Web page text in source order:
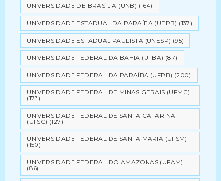
UNIVERSIDADE DE BRASÍLIA (UNB) (164)
UNIVERSIDADE ESTADUAL DA PARAÍBA (UEPB) (137)
UNIVERSIDADE ESTADUAL PAULISTA (UNESP) (95)
UNIVERSIDADE FEDERAL DA BAHIA (UFBA) (87)
UNIVERSIDADE FEDERAL DA PARAÍBA (UFPB) (200)
UNIVERSIDADE FEDERAL DE MINAS GERAIS (UFMG)
(173)
UNIVERSIDADE FEDERAL DE SANTA CATARINA
(UFSC) (127)
UNIVERSIDADE FEDERAL DE SANTA MARIA (UFSM)
(150)
UNIVERSIDADE FEDERAL DO AMAZONAS (UFAM)
(86)